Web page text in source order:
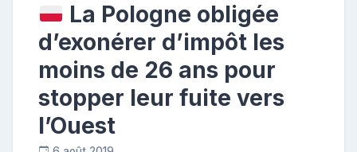
La Pologne obligée
d’exonérer d’impôt les
moins de 26 ans pour
stopper leur fuite vers
l’Ouest